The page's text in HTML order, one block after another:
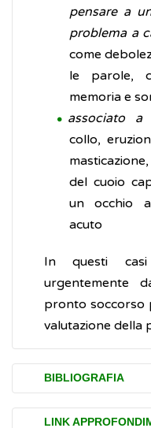
pensare a
problema a
come
le parole,
memoria e
associato a
collo,
del cuoio
un occhio
acuto
In questi
urgentemente
pronto soccorso
valutazione della
BIBLIOGRAFIA
NHS.Headaches
LINK